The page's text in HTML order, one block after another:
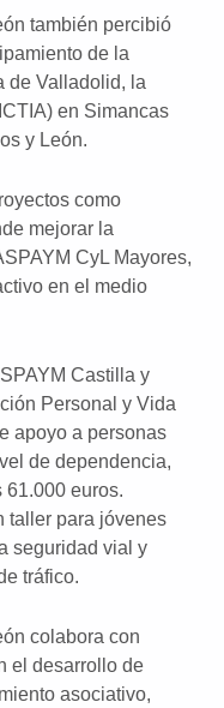
también percibió
de la
de Valladolid, la
en Simancas
y León.
como
mejorar la
CyL Mayores,
en el medio
Castilla y
Personal y Vida
apoyo a personas
de dependencia,
61.000 euros.
taller para jóvenes
seguridad vial y
tráfico.
colabora con
el desarrollo de
asociativo,